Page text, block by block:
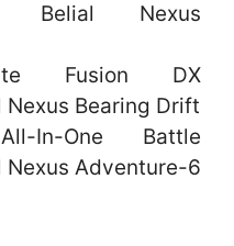
Belial Nexus
Fusion DX
Nexus Bearing Drift
In-One Battle
Nexus Adventure-6